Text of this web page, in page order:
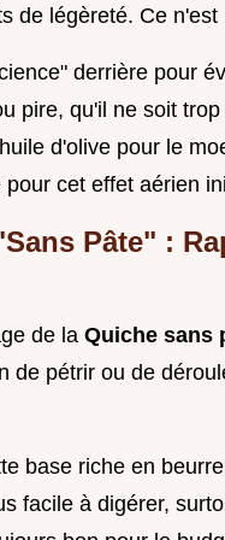
de légèreté. Ce
derrière pour
pire, qu'il ne soit
d'olive pour le
pour cet effet aérien
Pâte" :
de la Quiche sans
de pétrir ou de
base riche en
facile à digérer,